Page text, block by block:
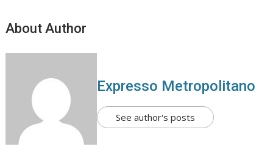
About Author
Expresso Metropolitano
See author's posts